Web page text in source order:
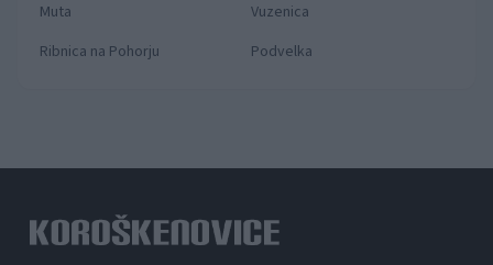
Muta
Vuzenica
Ribnica na Pohorju
Podvelka